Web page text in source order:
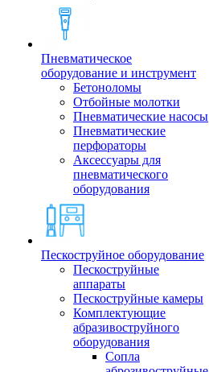
Пневматическое
оборудование и инструмент
Бетоноломы
Отбойные молотки
Пневматические насосы
Пневматические
перфораторы
Аксессуары для
пневматического
оборудования
Пескоструйное оборудование
Пескоструйные
аппараты
Пескоструйные камеры
Комплектующие
абразивоструйного
оборудования
Сопла